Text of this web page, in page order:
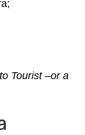
Tourist –or a